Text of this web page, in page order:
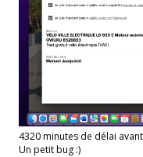
4320 minutes de délai
Un petit bug :)